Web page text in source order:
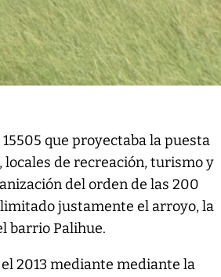
que proyectaba la puesta
de recreación, turismo y
del orden de las 200
justamente el arroyo, la
barrio Palihue.
2013 mediante mediante la